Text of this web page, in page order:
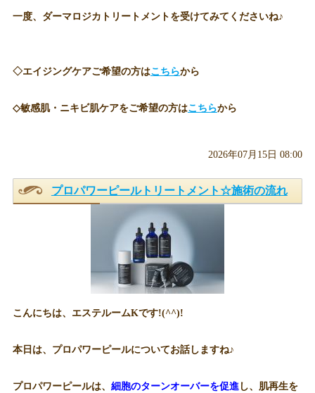
一度、ダーマロジカトリートメントを受けてみてくださいね♪
◇エイジングケアご希望の方はこちらから
◇敏感肌・ニキビ肌ケアをご希望の方はこちらから
2026年07月15日 08:00
プロパワーピールトリートメント☆施術の流れ
こんにちは、エステルームKです!(^^)!
本日は、プロパワーピールについてお話しますね♪
プロパワーピールは、 細胞のターンオーバーを促進し、肌再生を